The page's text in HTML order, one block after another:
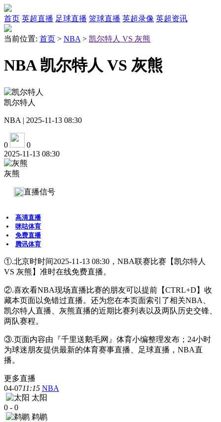
首页 英超直播 足球直播 篮球直播 英超录像 英超资讯
当前位置: 首页 > NBA > 凯尔特人 VS 灰熊
NBA 凯尔特人 VS 灰熊
凯尔特人
NBA | 2025-11-13 08:30
0
0
2025-11-13 08:30
灰熊
直播信号
高清直播
咪咕体育
免费直播
腾讯体育
①.北京时时间2025-11-13 08:30，NBA联赛比赛【凯尔特人
VS 灰熊】准时在线免费直播。
②.喜欢看NBA现场直播比赛的朋友可以提前【CTRL+D】收
藏本页面以免错过直播。还为您在本页面索引了相关NBA、
凯尔特人直播、灰熊直播的近期比赛列表以及两队历史交锋、
两队赛程。
③.页面内容由『千里送鹅毛网』体育小编整理发布；24小时
为球迷朋友提供最新的体育赛事直播、足球直播，NBA直
播。
更多直播
04-0711:15 NBA
太阳
0 - 0
鹈鹕